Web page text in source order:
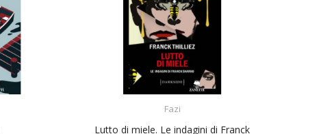
Fazi
Lutto di miele. Le indagini di Franck